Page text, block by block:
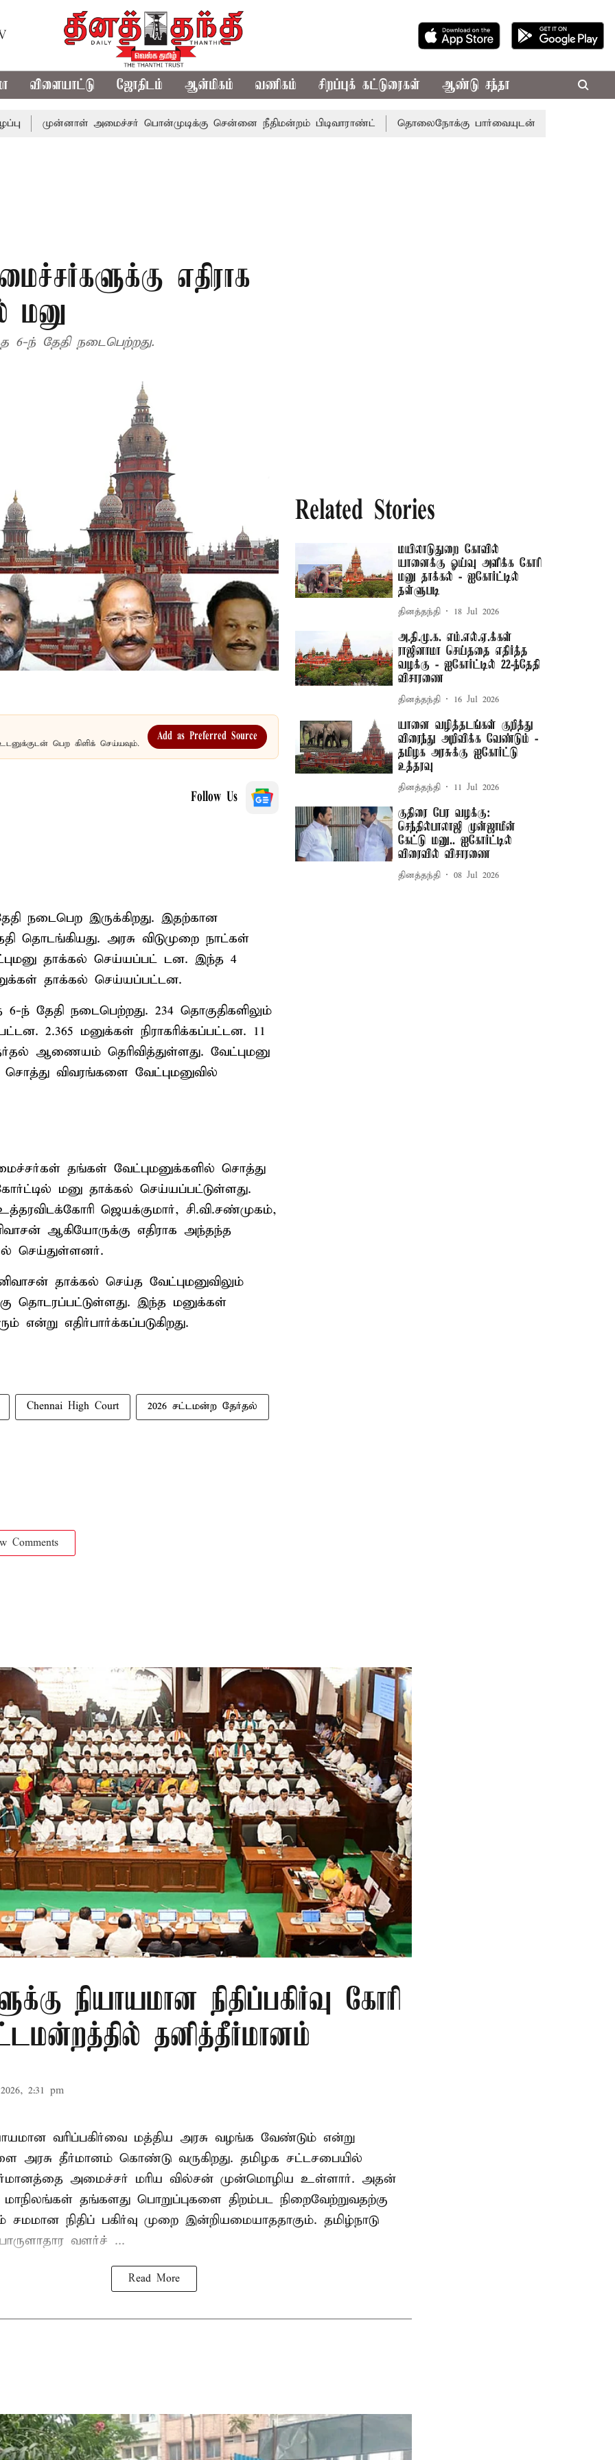
விளையாட்டு ஜோதிடம் ஆன்மிகம் வணிகம் சிறப்புக் கட்டுரைகள் ஆண்டு சந்தா
அமைச்சர் பொன்முடிக்கு சென்னை நீதிமன்றம் பிடிவாராண்ட் தொலைநோக்கு பார்வையுடன் கூடிய வேளாண்
எதிராக
மனு
6-ந் தேதி நடைபெற்றது.
பெற கிளிக் செய்யவும்.
Add as Preferred Source
Follow Us
நடைபெற இருக்கிறது. இதற்கான
தொடங்கியது. அரசு விடுமுறை நாட்கள்
தாக்கல் செய்யப்பட் டன. இந்த 4
தாக்கல் செய்யப்பட்டன.
தேதி நடைபெற்றது. 234 தொகுதிகளிலும்
2.365 மனுக்கள் நிராகரிக்கப்பட்டன. 11
ஆணையம் தெரிவித்துள்ளது. வேட்புமனு
விவரங்களை வேட்புமனுவில்
தங்கள் வேட்புமனுக்களில் சொத்து
மனு தாக்கல் செய்யப்பட்டுள்ளது.
ஜெயக்குமார், சி.வி.சண்முகம்,
ஆகியோருக்கு எதிராக அந்தந்த
செய்துள்ளனர்.
தாக்கல் செய்த வேட்புமனுவிலும்
தொடரப்பட்டுள்ளது. இந்த மனுக்கள்
எதிர்பார்க்கப்படுகிறது.
Chennai High Court 2026 சட்டமன்ற தேர்தல்
Comments
Related Stories
மயிலாடுதுறை கோவில்
யானைக்கு ஓய்வு அளிக்க கோரி
மனு தாக்கல் - ஐகோர்ட்டில்
தள்ளுபடி
தினத்தந்தி 18 Jul 2026
அ.தி.மு.க. எம்.எல்.ஏ.க்கள்
ராஜினாமா செய்ததை எதிர்த்த
வழக்கு - ஐகோர்ட்டில் 22-ந்தேதி
விசாரணை
தினத்தந்தி 16 Jul 2026
யானை வழித்தடங்கள் குறித்து
விரைந்து அறிவிக்க வேண்டும் -
தமிழக அரசுக்கு ஐகோர்ட்டு
உத்தரவு
தினத்தந்தி 11 Jul 2026
குதிரை பேர வழக்கு:
செந்தில்பாலாஜி முன்ஜாமீன்
கேட்டு மனு.. ஐகோர்ட்டில்
விரைவில் விசாரணை
தினத்தந்தி 08 Jul 2026
நியாயமான நிதிப்பகிர்வு கோரி
தனித்தீர்மானம்
2:31 pm
வரிப்பகிர்வை மத்திய அரசு வழங்க வேண்டும் என்று
அரசு தீர்மானம் கொண்டு வருகிறது. தமிழக சட்டசபையில்
அமைச்சர் மரிய வில்சன் முன்மொழிய உள்ளார். அதன்
மாநிலங்கள் தங்களது பொறுப்புகளை திறம்பட நிறைவேற்றுவதற்கு
சமமான நிதிப் பகிர்வு முறை இன்றியமையாததாகும். தமிழ்நாடு
வளர்ச் ...
Read More